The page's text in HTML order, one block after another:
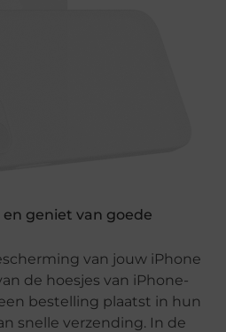
geniet van goede
van jouw iPhone
de hoesjes van iPhone-
bestelling plaatst in hun
snelle verzending. In de